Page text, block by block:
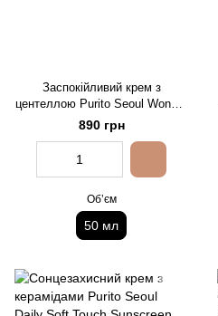
Заспокійливий крем з
центеллою Purito Seoul Wonder
Releaf Centella Cream
890 грн
Обʼєм
50 мл